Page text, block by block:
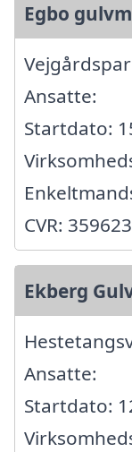
Egbo
Ansatte:
Startdato:
CVR:
Ekberg
Ansatte:
Startdato: